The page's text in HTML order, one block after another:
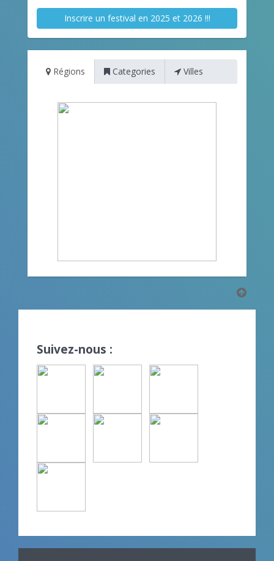
Inscrire un festival en 2025 et 2026 !!!
Régions Categories Villes
Suivez-nous :